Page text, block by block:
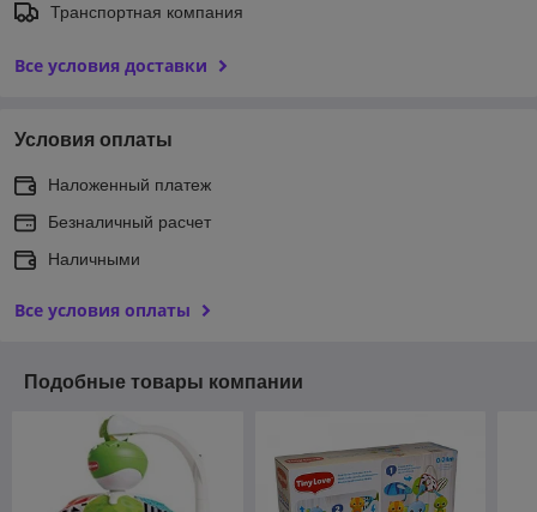
Транспортная компания
Все условия доставки
Условия оплаты
Наложенный платеж
Безналичный расчет
Наличными
Все условия оплаты
Подобные товары компании